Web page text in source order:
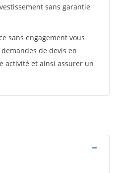
sans garantie
sans engagement vous
de devis en
activité et ainsi assurer un